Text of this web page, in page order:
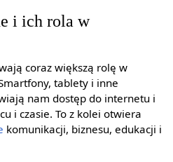
i ich rola w
coraz większą rolę w
tablety i inne
nam dostęp do internetu i
i czasie. To z kolei otwiera
komunikacji, biznesu, edukacji i